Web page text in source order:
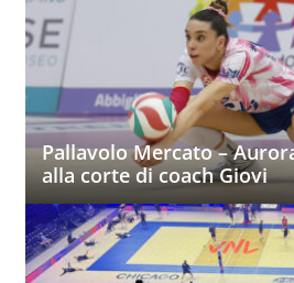
Pallavolo Mercato –
alla corte di coach Giovi